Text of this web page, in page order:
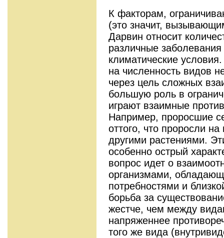
К факторам,
(это значит,
Дарвин относит
различные
климатические
на численность видов
через цель сложных
большую роль в
играют взаимные
Например, проросшие
оттого, что проросли
другими растениями.
особенно острый
вопрос идет о
организмами,
потребностями и
борьба за
жестче, чем между
напряженнее
того же вида